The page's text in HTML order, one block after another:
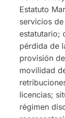
Estatuto
servicios
estatutario;
pérdida de
provisión
movilidad
licencias;
régimen